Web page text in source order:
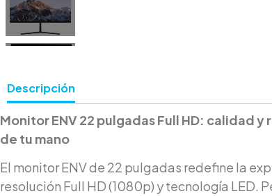
Descripción
Monitor ENV 22 pulgadas Full HD: calidad
de tu mano
El monitor ENV de 22 pulgadas redefine la
resolución Full HD (1080p) y tecnología LED.